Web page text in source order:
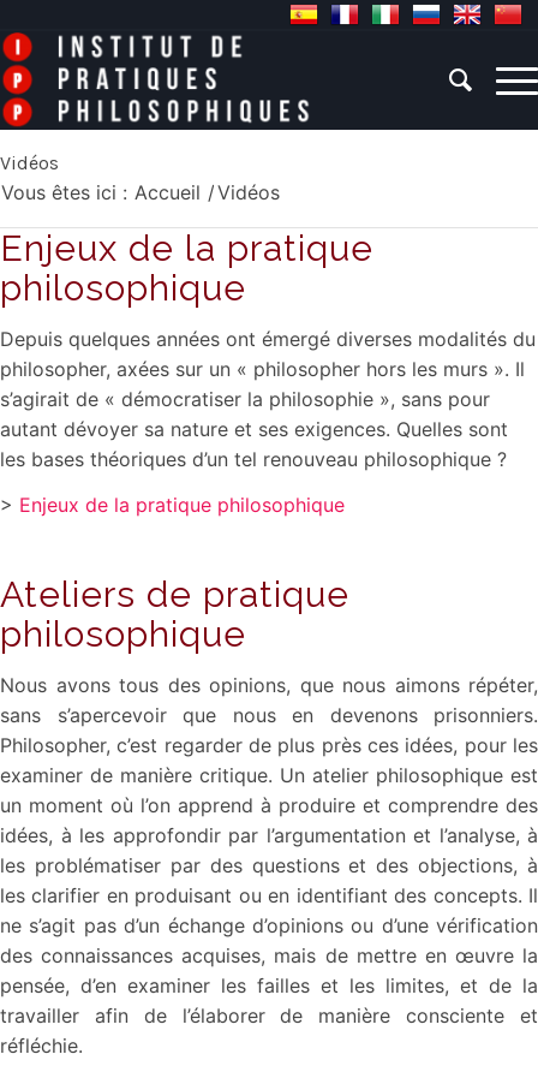
Vidéos
Vous êtes ici : Accueil /Vidéos
Enjeux de la pratique
philosophique
Depuis quelques années ont émergé diverses modalités du
philosopher, axées sur un « philosopher hors les murs ». Il
s’agirait de « démocratiser la philosophie », sans pour
autant dévoyer sa nature et ses exigences. Quelles sont
les bases théoriques d’un tel renouveau philosophique ?
> Enjeux de la pratique philosophique
Ateliers de pratique
philosophique
Nous avons tous des opinions, que nous aimons répéter,
sans s’apercevoir que nous en devenons prisonniers.
Philosopher, c’est regarder de plus près ces idées, pour les
examiner de manière critique. Un atelier philosophique est
un moment où l’on apprend à produire et comprendre des
idées, à les approfondir par l’argumentation et l’analyse, à
les problématiser par des questions et des objections, à
les clarifier en produisant ou en identifiant des concepts. Il
ne s’agit pas d’un échange d’opinions ou d’une vérification
des connaissances acquises, mais de mettre en œuvre la
pensée, d’en examiner les failles et les limites, et de la
travailler afin de l’élaborer de manière consciente et
réfléchie.